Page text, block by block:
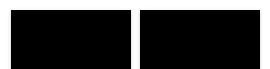
Dein Video könnte das erste sein. Stell es dir vor...